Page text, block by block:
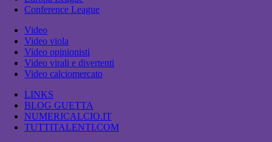
Conference League
Video
Video viola
Video opinionisti
Video virali e divertenti
Video calciomercato
LINKS
BLOG GUETTA
NUMERICALCIO.IT
TUTTITALENTI.COM